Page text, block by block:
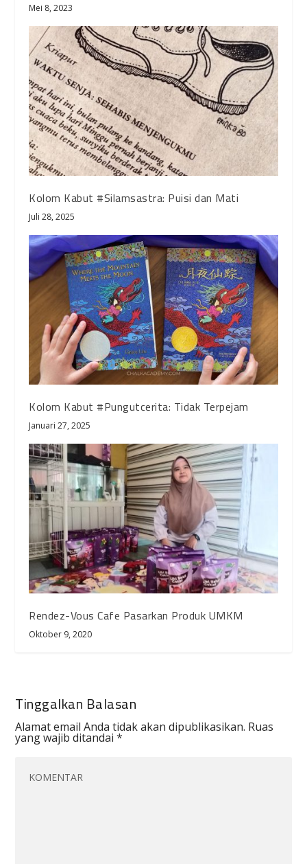
Mei 8, 2023
Kolom Kabut #Silamsastra: Puisi dan Mati
Juli 28, 2025
Kolom Kabut #Pungutcerita: Tidak Terpejam
Januari 27, 2025
Rendez-Vous Cafe Pasarkan Produk UMKM
Oktober 9, 2020
Tinggalkan Balasan
Alamat email Anda tidak akan dipublikasikan. Ruas
yang wajib ditandai*